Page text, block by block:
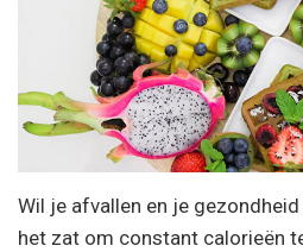
Wil je afvallen en je
het zat om constant calorieën